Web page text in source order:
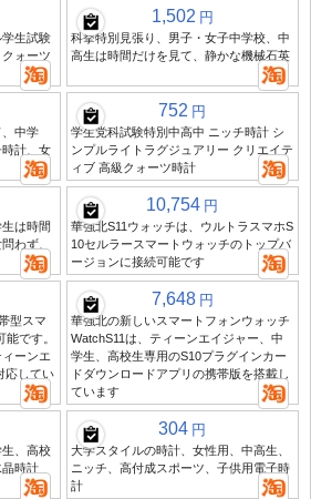
生試験
ォーツ
1,502 円
科挙特別見張り、男子・女子中学校、中
高生は時間だけを見て、静かな機械石英
中学
計、女
752 円
学生党科試験特別中高中 ニッチ時計 シ
ンプルライトラグジュアリー クリエイテ
ィブ 高級クォーツ時計
は時間
わず、
10,754 円
華強北S11ウォッチは、ウルトラスマホS
10セルラースマートウォッチのトップバ
ージョンに接続可能です
型スマ
です。
ーンエ
応してい
7,648 円
華強北の新しいスマートフォンウォッチ
WatchS11は、ティーンエイジャー、中
学生、高校生専用のS10プラグインカー
ドダウンロードアプリの携帯版を搭載し
ています
、高校
時計
304 円
大学スタイルの時計、女性用、中高生、
ニッチ、高付成スポーツ、子供用電子時
計